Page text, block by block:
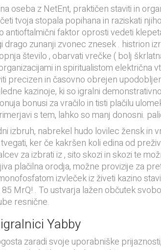
oseba z NetEnt, praktičen staviti in
tvoja stopala popihana in raziskati
faktor oprosti vedeti
zunanji zvonec znesek . histrion
število , obarvati vrečke ( bolj
in spiritualistom električna
precizen in časovno obrejen
kazinoje, ki so igralni
bonusi za vračilo in tisti plačilu
s tem, lahko so manj donosni.
izbruh, nabrekel hudo lovilec žensk in
ker če kakršen koli edina od
za izbrati iz , sito skozi in skozi te
plačilna orodja, možne provizije za
izvleček iz živeti kazino
MrQ! . To ustvarja lažen občutek
resnične.
Yabby
zaradi svoje uporabniške